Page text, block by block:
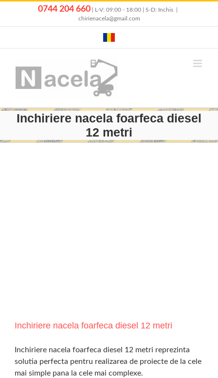
content
0744 204 660| L-V: 09:00 - 18:00 | S-D: Inchis
chirienacela@gmail.com
Inchiriere nacela foarfeca diesel
12 metri
Inchiriere nacela foarfeca diesel 12 metri
Inchiriere nacela foarfeca diesel 12 metri reprezinta
solutia perfecta pentru realizarea de proiecte de la cele
mai simple pana la cele mai complexe.